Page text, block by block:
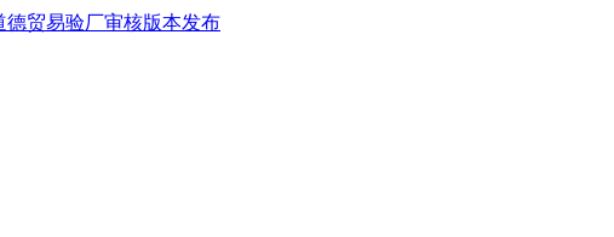
德贸易验厂审核版本发布